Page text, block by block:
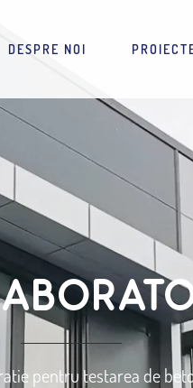
DESPRE NOI
pentru testarea de